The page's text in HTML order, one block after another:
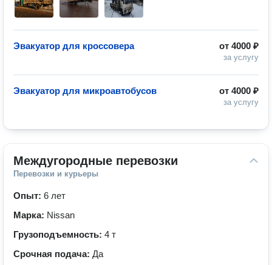
от 4000 ₽
за услугу
Эвакуатор для кроссовера
от 4000 ₽
за услугу
Эвакуатор для микроавтобусов
Междугородные перевозки
Перевозки и курьеры
Опыт: 6 лет
Марка: Nissan
Грузоподъемность: 4 т
Срочная подача: Да